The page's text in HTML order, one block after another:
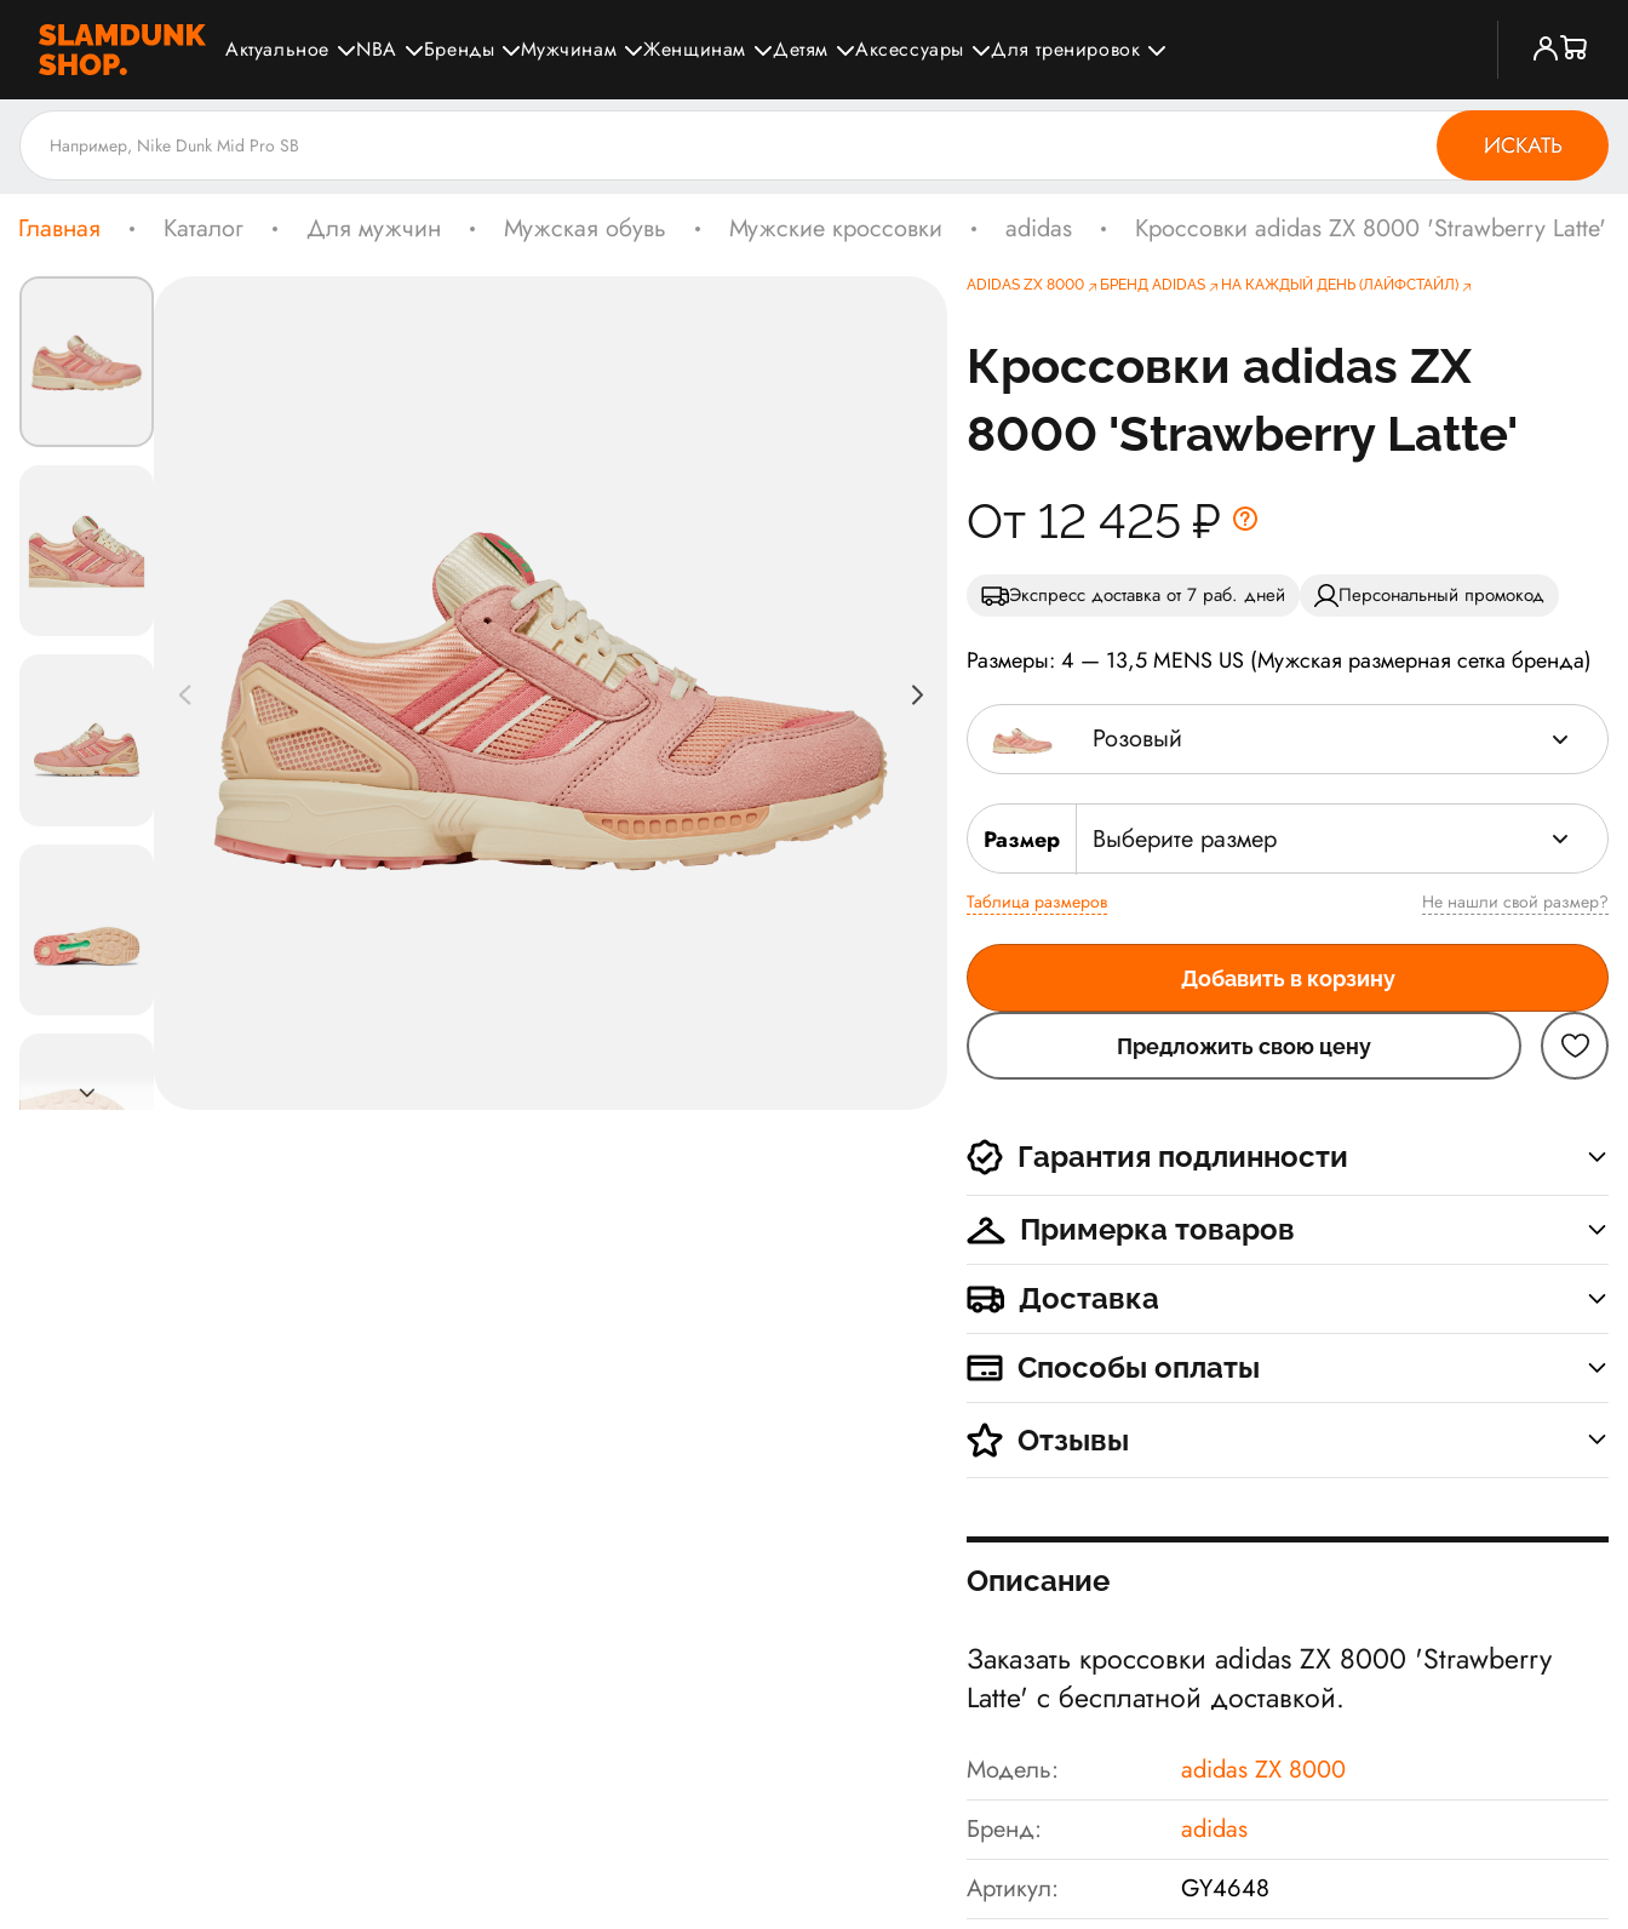
Актуальное NBA Бренды Мужчинам Женщинам Детям Аксессуары Для тренировок
ИСКАТЬ
Главная Каталог Для мужчин Мужская обувь Мужские кроссовки adidas Кроссовки adidas ZX 8000 'Strawberry Latte'
ADIDAS ZX 8000 БРЕНД ADIDAS НА КАЖДЫЙ ДЕНЬ (ЛАЙФСТАЙЛ)
Кроссовки adidas ZX
8000 'Strawberry Latte'
От 12 425 ₽
Экспресс доставка от 7 раб. дней Персональный промокод
Размеры: 4 — 13,5 MENS US (Мужская размерная сетка бренда)
Розовый
Размер Выберите размер
Таблица размеров Не нашли свой размер?
Добавить в корзину
Предложить свою цену
Гарантия подлинности
Примерка товаров
Доставка
Способы оплаты
Отзывы
Описание
Заказать кроссовки adidas ZX 8000 'Strawberry
Latte' с бесплатной доставкой.
Модель:
adidas ZX 8000
Бренд:
adidas
Артикул:
GY4648